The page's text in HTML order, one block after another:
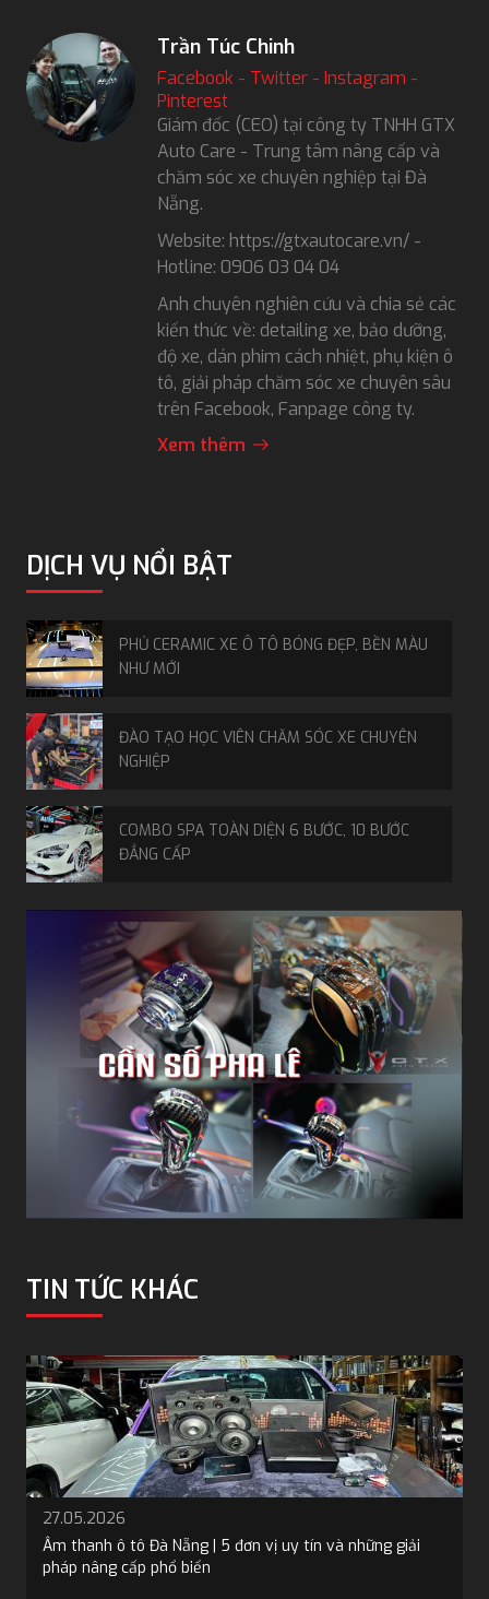
Trần Túc Chinh
Facebook - Twitter - Instagram -
Pinterest
Giám đốc (CEO) tại công ty TNHH GTX
Auto Care - Trung tâm nâng cấp và
chăm sóc xe chuyên nghiệp tại Đà
Nẵng.
Website: https://gtxautocare.vn/ -
Hotline: 0906 03 04 04
Anh chuyên nghiên cứu và chia sẻ các
kiến thức về: detailing xe, bảo dưỡng,
độ xe, dán phim cách nhiệt, phụ kiện ô
tô, giải pháp chăm sóc xe chuyên sâu
trên Facebook, Fanpage công ty.
Xem thêm
DỊCH VỤ NỔI BẬT
PHỦ CERAMIC XE Ô TÔ BÓNG ĐẸP, BỀN MÀU
NHƯ MỚI
ĐÀO TẠO HỌC VIÊN CHĂM SÓC XE CHUYÊN
NGHIỆP
COMBO SPA TOÀN DIỆN 6 BƯỚC, 10 BƯỚC
ĐẲNG CẤP
TIN TỨC KHÁC
19.05.2026
Bọc trần ô tô tại Đà Nẵng: 5 địa chỉ và 4 loại vật liệu phổ
biến